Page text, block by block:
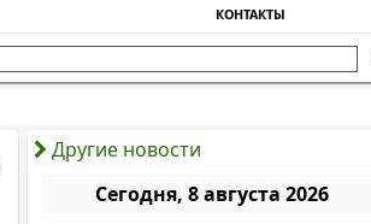
КОНТАКТЫ
Другие новости
Сегодня, 8 августа 2026